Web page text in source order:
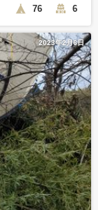
76 6
2023年2月6日